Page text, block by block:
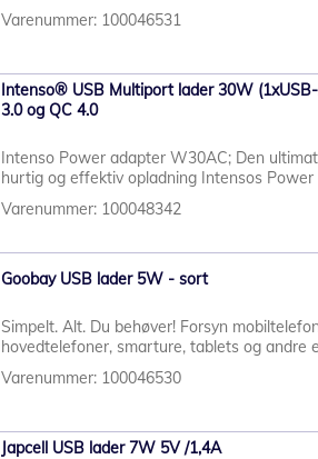
Varenummer: 100046531
Intenso® USB Multiport lader 30W
3.0 og QC 4.0
Intenso Power adapter W30AC; Den
hurtig og effektiv opladning Intensos Power
Varenummer: 100048342
Goobay USB lader 5W - sort
Simpelt. Alt. Du behøver! Forsyn
hovedtelefoner, smarture, tablets og andre
Varenummer: 100046530
Japcell USB lader 7W 5V /1,4A